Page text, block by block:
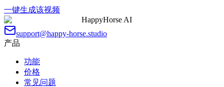
一键生成该视频
HappyHorse AI
support@happy-horse.studio
产品
功能
价格
常见问题